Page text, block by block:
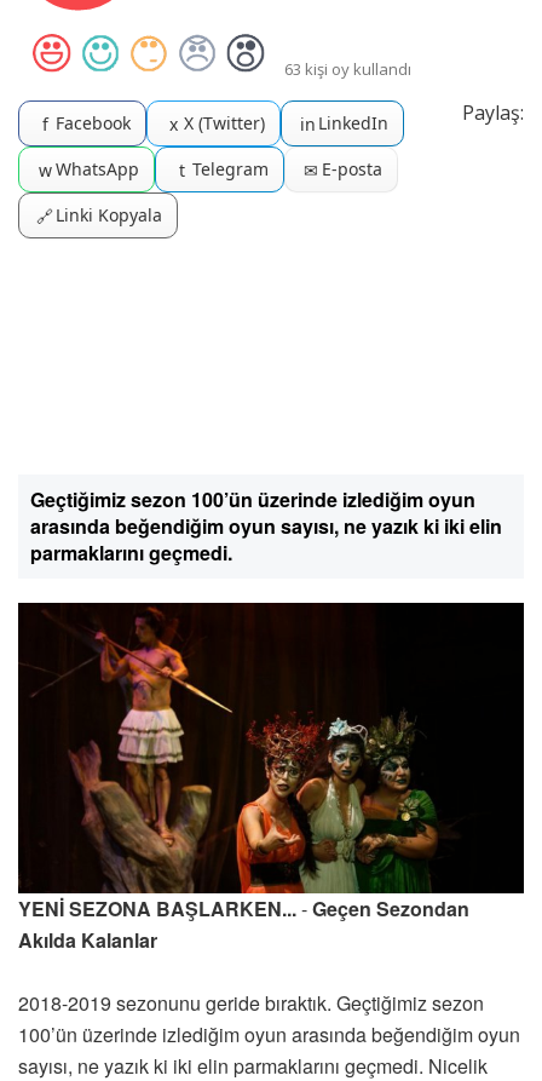
63 kişi oy kullandı
Paylaş:
f Facebook x X (Twitter) in LinkedIn
wWhatsApp t Telegram ✉ E-posta
🔗Linki Kopyala
Geçtiğimiz sezon 100’ün üzerinde izlediğim oyun
arasında beğendiğim oyun sayısı, ne yazık ki iki elin
parmaklarını geçmedi.
YENİ SEZONA BAŞLARKEN...-Geçen Sezondan
Akılda Kalanlar
2018-2019 sezonunu geride bıraktık. Geçtiğimiz sezon
100’ün üzerinde izlediğim oyun arasında beğendiğim oyun
sayısı, ne yazık ki iki elin parmaklarını geçmedi. Nicelik